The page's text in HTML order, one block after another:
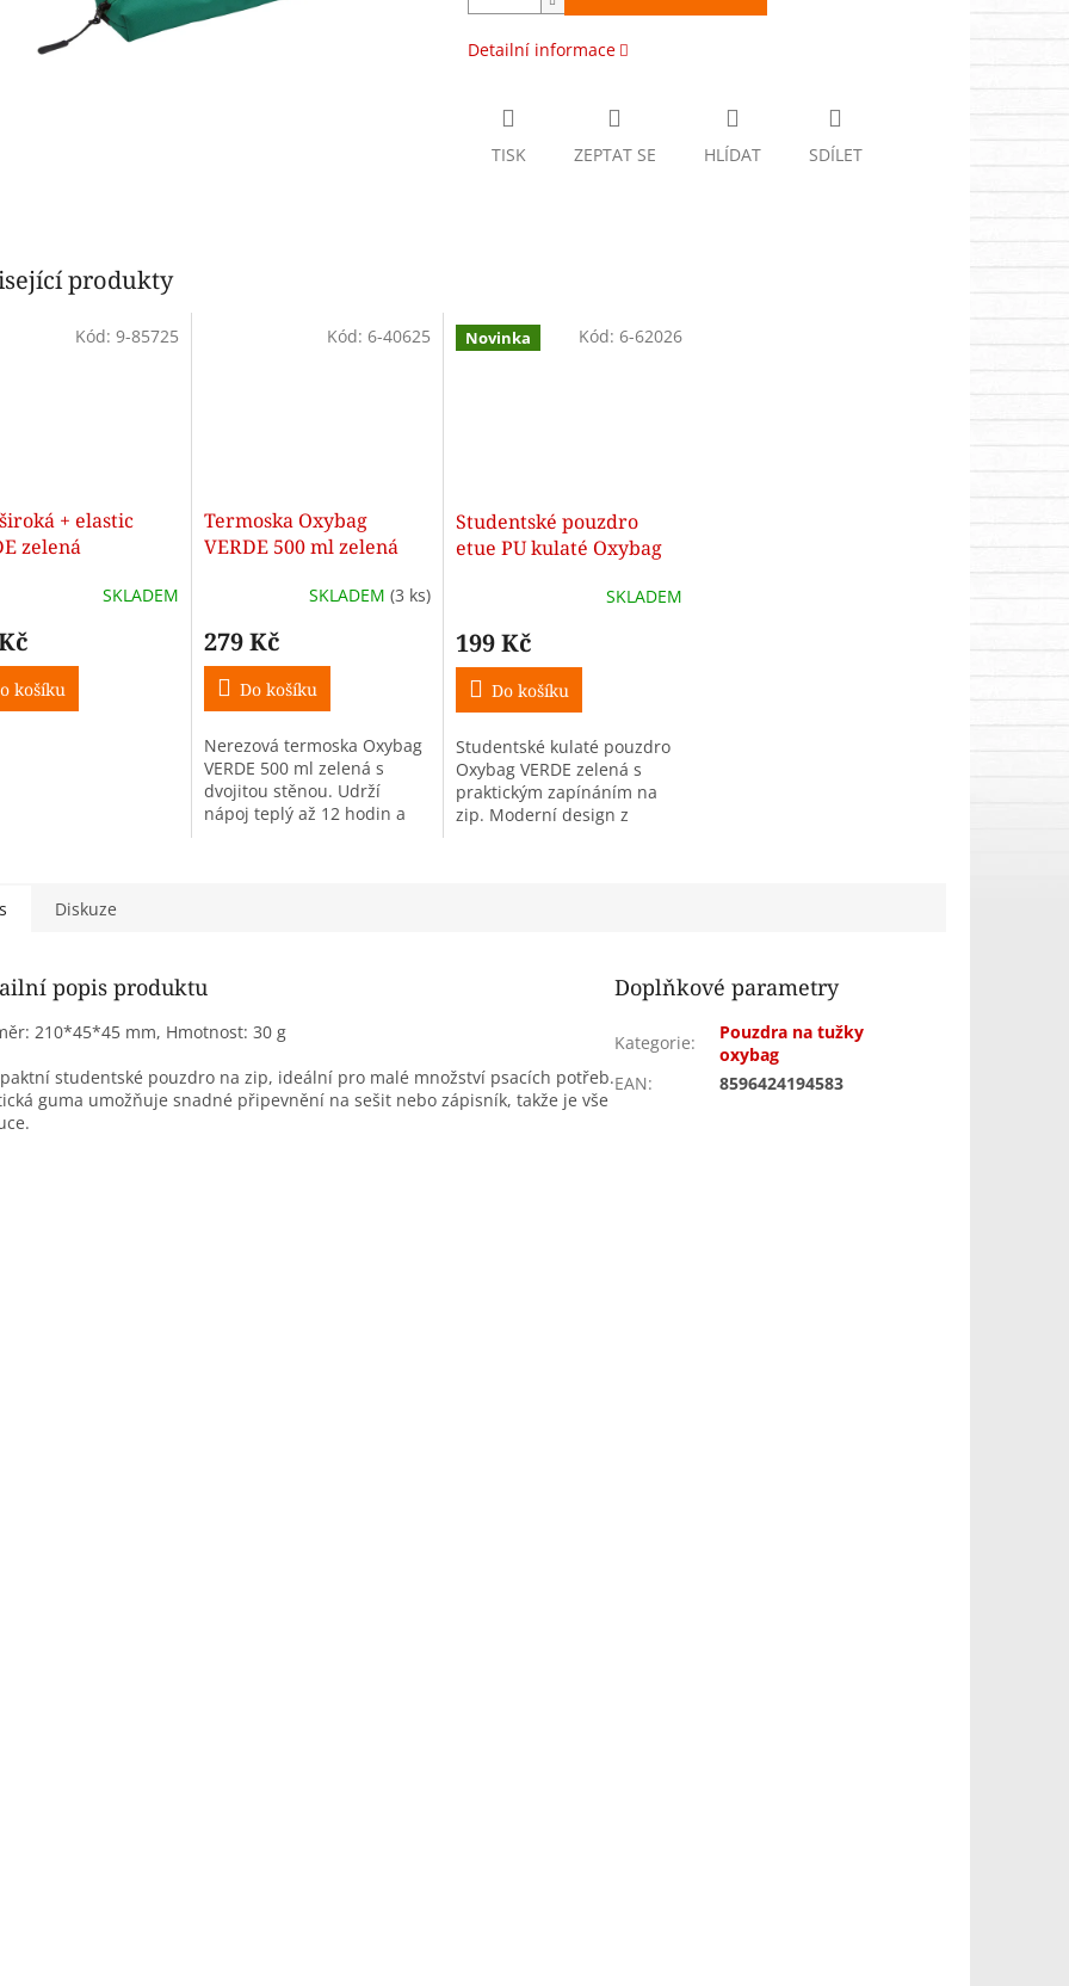
Detailní informace
TISK ZEPTAT SE HLÍDAT SDÍLET
produkty
+ elastic
zelená
SKLADEM
košíku
Kód: 9-85725
Termoska Oxybag
VERDE 500 ml zelená
SKLADEM (3 ks)
279 Kč
Do košíku
Nerezová termoska Oxybag
VERDE 500 ml zelená s
dvojitou stěnou. Udrží
nápoj teplý až 12 hodin a
Kód: 6-40625 Novinka
Studentské pouzdro
etue PU kulaté Oxybag
SKLADEM
199 Kč
Do košíku
Studentské kulaté pouzdro
Oxybag VERDE zelená s
praktickým zapínáním na
zip. Moderní design z
Kód:6-62026
Diskuze
popis produktu
210*45*45 mm, Hmotnost: 30 g
studentské pouzdro na zip, ideální pro malé množství psacích potřeb.
guma umožňuje snadné připevnění na sešit nebo zápisník, takže je vše
Doplňkové parametry
Kategorie:
Pouzdra na tužky
oxybag
EAN: 8596424194583